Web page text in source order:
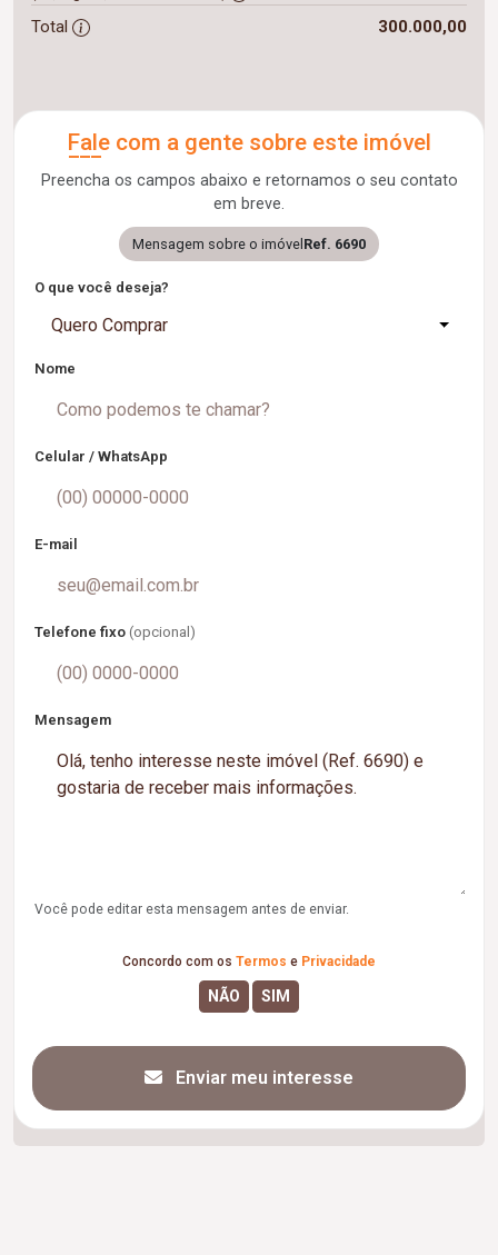
Total
300.000,00
Fale com a gente sobre este imóvel
Preencha os campos abaixo e retornamos o seu contato
em breve.
Mensagem sobre o imóvel Ref. 6690
O que você deseja?
Quero Comprar
Nome
Celular / WhatsApp
E-mail
Telefone fixo (opcional)
Mensagem
Você pode editar esta mensagem antes de enviar.
Concordo com os Termos e Privacidade
Enviar meu interesse